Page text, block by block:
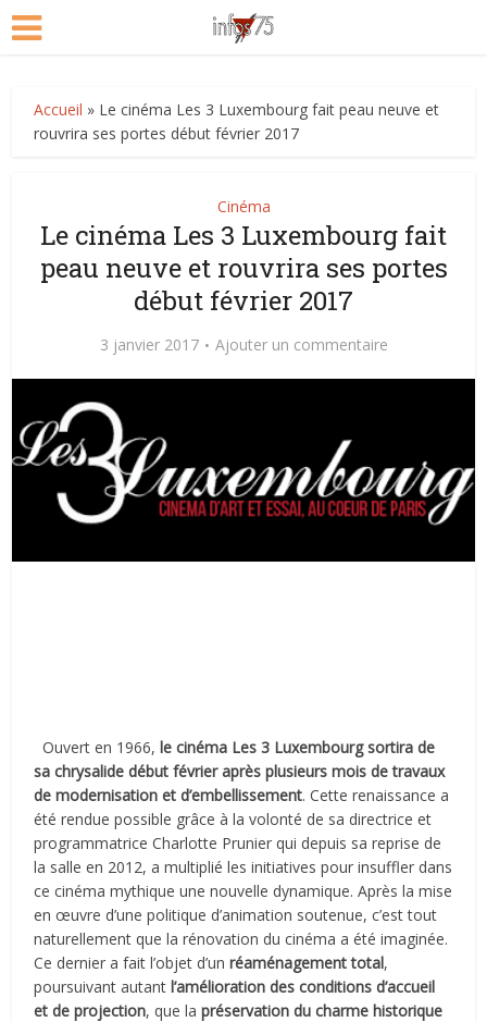
Accueil » Le cinéma Les 3 Luxembourg fait peau neuve et
rouvrira ses portes début février 2017
Cinéma
Le cinéma Les 3 Luxembourg fait
peau neuve et rouvrira ses portes
début février 2017
3 janvier 2017 Ajouter un commentaire
Ouvert en 1966,le cinéma Les 3 Luxembourg sortira de
sa chrysalide début février après plusieurs mois de travaux
de modernisation et d’embellissement. Cette renaissance a
été rendue possible grâce à la volonté de sa directrice et
programmatrice Charlotte Prunier qui depuis sa reprise de
la salle en 2012, a multiplié les initiatives pour insuffler dans
ce cinéma mythique une nouvelle dynamique. Après la mise
en œuvre d’une politique d’animation soutenue, c’est tout
naturellement que la rénovation du cinéma a été imaginée.
Ce dernier a fait l’objet d’unréaménagement total,
poursuivant autantl’amélioration des conditions d’accueil
et de projection, que lapréservation du charme historique